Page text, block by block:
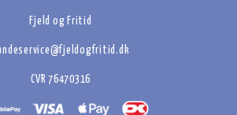
Fjeld og Fritid
CVR 76470316